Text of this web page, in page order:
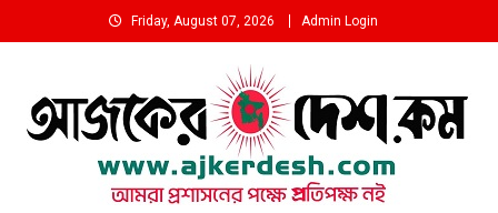
to
Friday, August 07, 2026 Admin Login